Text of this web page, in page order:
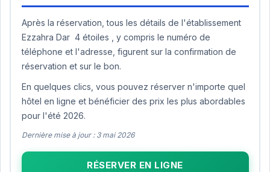
Après la réservation, tous les détails de l'établissement
Ezzahra Dar 4 étoiles , y compris le numéro de
téléphone et l'adresse, figurent sur la confirmation de
réservation et sur le bon.
En quelques clics, vous pouvez réserver n'importe quel
hôtel en ligne et bénéficier des prix les plus abordables
pour l'été 2026.
Dernière mise à jour : 3 mai 2026
RÉSERVER EN LIGNE